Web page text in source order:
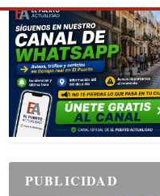
PUBLICIDAD